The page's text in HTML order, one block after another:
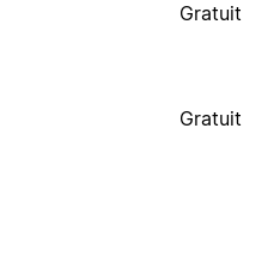
Gratuit
Gratuit